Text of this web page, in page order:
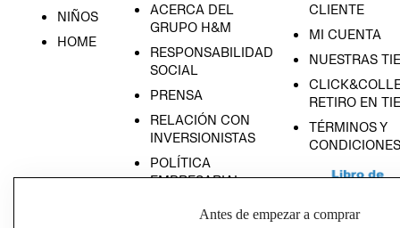
NIÑOS
HOME
ACERCA DEL
GRUPO H&M
RESPONSABILIDAD
SOCIAL
PRENSA
RELACIÓN CON
INVERSIONISTAS
POLÍTICA
EMPRESARIAL
CLIENTE
MI CUENTA
NUESTRAS
RETIRO EN
TÉRMINOS Y
CONDICIONES
Antes de empezar a comprar